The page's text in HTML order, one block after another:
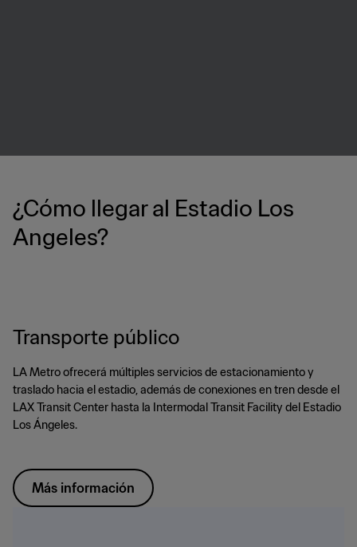
¿Cómo llegar al Estadio Los
Angeles?
Transporte público
LA Metro ofrecerá múltiples servicios de estacionamiento y
traslado hacia el estadio, además de conexiones en tren desde el
LAX Transit Center hasta la Intermodal Transit Facility del Estadio
Los Ángeles.
Más información